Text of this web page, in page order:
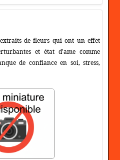
de fleurs qui ont un effet
et état d'ame comme
de confiance en soi, stress,